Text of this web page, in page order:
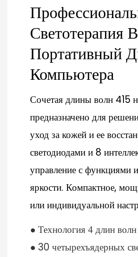
Светотерапия В
Портативный
Компьютера
Сочетая длины волн 415
предназначено для
уход за кожей и ее
светодиодами и 8
управление с функциями
яркости. Компактное,
или индивидуальной
● Технология 4 длин волн
● 30 четырехъядерных